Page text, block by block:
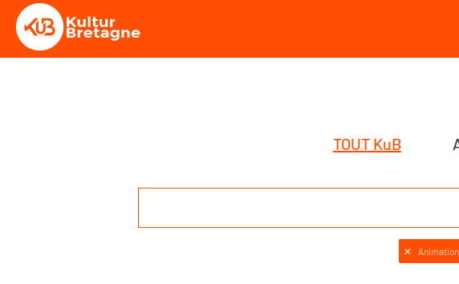
TOUT KuB
✕ Animation